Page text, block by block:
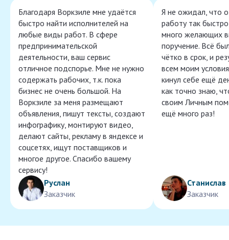
Благодаря Воркзиле мне удаётся
быстро найти исполнителей на
любые виды работ. В сфере
предпринимательской
деятельности, ваш сервис
отличное подспорье. Мне не нужно
содержать рабочих, т.к. пока
бизнес не очень большой. На
Воркзиле за меня размещают
объявления, пишут тексты, создают
инфографику, монтируют видео,
делают сайты, рекламу в яндексе и
соцсетях, ищут поставщиков и
многое другое. Спасибо вашему
сервису!
Руслан
Заказчик
Я не ожидал, что
работу так
много желающих
поручение. Всё
чётко в срок, и
всем моим
кинул себе ещё
как точно знаю,
своим Личным
ещё много раз!
Станислав
Заказчик